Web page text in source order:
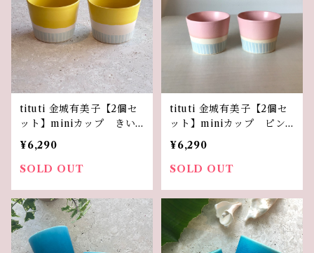
tituti 金城有美子【2個セ
ット】miniカップ きい
ろ
¥6,290
SOLD OUT
tituti 金城有美子【2個セ
ット】miniカップ ピン
ク
¥6,290
SOLD OUT